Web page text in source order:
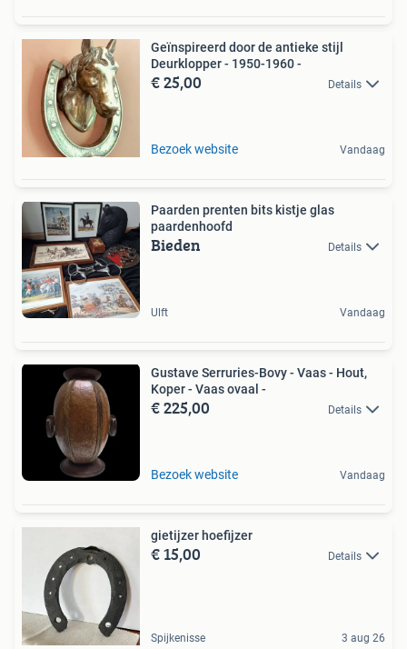
Geïnspireerd door de antieke stijl
Deurklopper - 1950-1960 -
€ 25,00 Details
Bezoek website Vandaag
Paarden prenten bits kistje glas
paardenhoofd
Bieden Details
Ulft Vandaag
Gustave Serruries-Bovy - Vaas - Hout,
Koper - Vaas ovaal -
€ 225,00 Details
Bezoek website Vandaag
gietijzer hoefijzer
€ 15,00 Details
Spijkenisse 3 aug 26